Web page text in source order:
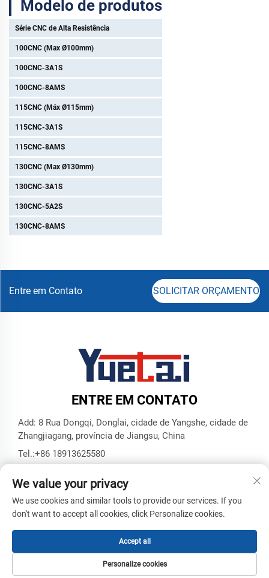
Modelo de produtos
Série CNC de Alta Resistência
100CNC (Max Ø100mm)
100CNC-3A1S
100CNC-8AMS
115CNC (Máx Ø115mm)
115CNC-3A1S
115CNC-8AMS
130CNC (Max Ø130mm)
130CNC-3A1S
130CNC-5A2S
130CNC-8AMS
Entre em Contato SOLICITAR ORÇAMENTO
ENTRE EM CONTATO
Add: 8 Rua Dongqi, Donglai, cidade de Yangshe, cidade de
Zhangjiagang, província de Jiangsu, China
Tel.:+86 18913625580
Direitos Autorais © Zhangjiagang Yuetai Precision Machinery
Privacidade-Blog
We value your privacy
We use cookies and similar tools to provide our services. If you
don't want to accept all cookies, click Personalize cookies.
Personalize cookies
Accept all